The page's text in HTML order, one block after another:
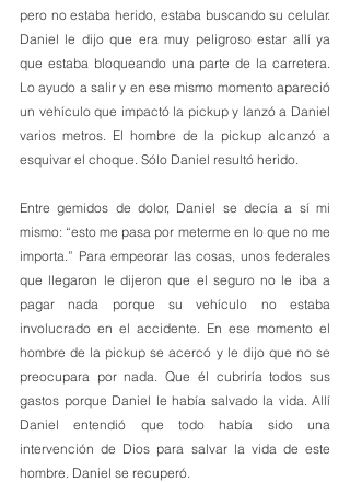
pero no estaba herido, estaba buscando su celular.
Daniel le dijo que era muy peligroso estar allí ya
que estaba bloqueando una parte de la carretera.
Lo ayudo a salir y en ese mismo momento apareció
un vehículo que impactó la pickup y lanzó a Daniel
varios metros. El hombre de la pickup alcanzó a
esquivar el choque. Sólo Daniel resultó herido.
Entre gemidos de dolor, Daniel se decía a sí mi
mismo: “esto me pasa por meterme en lo que no me
importa.” Para empeorar las cosas, unos federales
que llegaron le dijeron que el seguro no le iba a
pagar nada porque su vehículo no estaba
involucrado en el accidente. En ese momento el
hombre de la pickup se acercó y le dijo que no se
preocupara por nada. Que él cubriría todos sus
gastos porque Daniel le había salvado la vida. Allí
Daniel entendió que todo había sido una
intervención de Dios para salvar la vida de este
hombre. Daniel se recuperó.